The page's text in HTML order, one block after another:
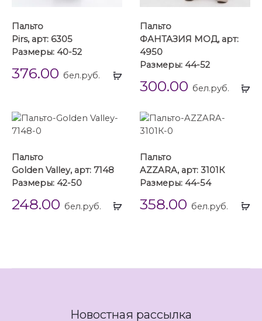
Выбрать
Пальто
Pirs, арт: 6305
Размеры: 40-52
376.00 бел.руб.
Пальто
ФАНТАЗИЯ МОД, арт:
4950
Размеры: 44-52
300.00 бел.руб.
Выбрать
Пальто
Golden Valley, арт: 7148
Размеры: 42-50
248.00 бел.руб.
Пальто
AZZARA, арт: 3101К
Размеры: 44-54
358.00 бел.руб.
Новостная рассылка